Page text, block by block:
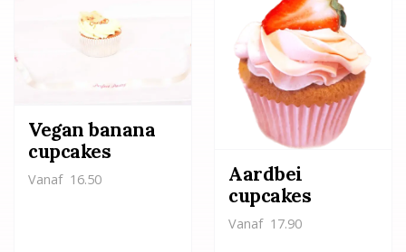
Vegan banana
cupcakes
Vanaf 16.50
Aardbei
cupcakes
Vanaf 17.90